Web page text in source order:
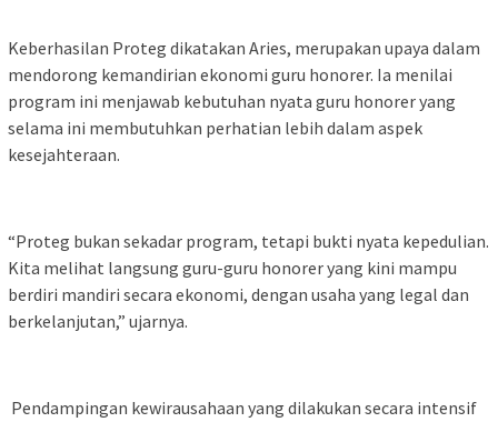
Keberhasilan Proteg dikatakan Aries, merupakan upaya dalam
mendorong kemandirian ekonomi guru honorer. Ia menilai
program ini menjawab kebutuhan nyata guru honorer yang
selama ini membutuhkan perhatian lebih dalam aspek
kesejahteraan.
“Proteg bukan sekadar program, tetapi bukti nyata kepedulian.
Kita melihat langsung guru-guru honorer yang kini mampu
berdiri mandiri secara ekonomi, dengan usaha yang legal dan
berkelanjutan,” ujarnya.
Pendampingan kewirausahaan yang dilakukan secara intensif